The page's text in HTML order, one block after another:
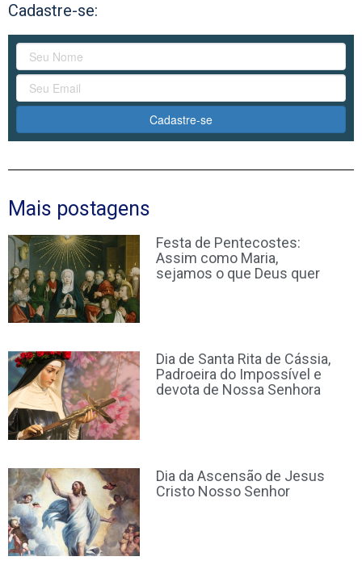
Cadastre-se:
Cadastre-se
Mais postagens
Festa de Pentecostes:
Assim como Maria,
sejamos o que Deus quer
Dia de Santa Rita de Cássia,
Padroeira do Impossível e
devota de Nossa Senhora
Dia da Ascensão de Jesus
Cristo Nosso Senhor